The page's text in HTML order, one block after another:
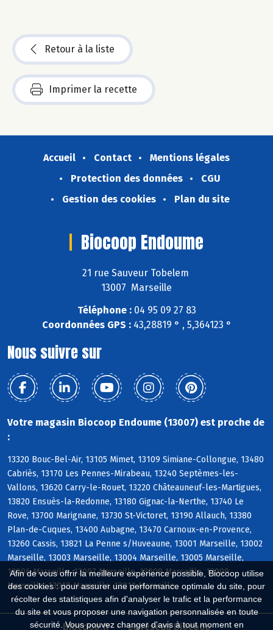
Afin de vous offrir la meilleure expérience possible, Biocoop utilise
des cookies : pour assurer une performance optimale du site, pour
récolter des statistiques afin d'analyser le trafic et la performance
du site et vous proposer une navigation personnalisée en toute
sécurité. Vous pouvez changer d'avis à tout moment en
Retour à la liste
Imprimer la recette
Accueil Contact
Mentions légales
Protection des données
CGU
Gestion des cookies
Plan du site
Biocoop Endoume
21 rue Sauveur Tobelem
13007 Marseille
Téléphone :04 95 09 27 83
Coordonnées GPS :43,28819 ° , 5,364123 °
Nous suivre sur
Votre magasin Biocoop Endoume (13007) est proche de
:
13320 Bouc-Bel-Air, 13105 Mimet, 13109 Simiane-Collongue, 13480
Cabriès, 13170 Les Pennes-Mirabeau, 13240 Septèmes-les-
Vallons, 13620 Carry-le-Rouet, 13220 Châteauneuf-les-Martigues,
13820 Ensuès-la-Redonne, 13180 Gignac-la-Nerthe, 13740 Le
Rove, 13700 Marignane, 13730 St-Victoret, 13190 Allauch, 13380
Plan-de-Cuques, 13400 Aubagne, 13470 Carnoux-en-Provence,
13260 Cassis, 13821 La Penne s/Huveaune, 13001 Marseille, 13002
Marseille, 13003 Marseille, 13004 Marseille, 13005 Marseille,
13006 Marseille, 13007 Marseille, 13008 Marseille, 13009
Marseille, 13010 Marseille, 13011 Marseille
Biocoop.fr Le réseau Biocoop